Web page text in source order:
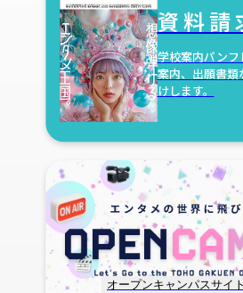
資料請
学校案内パンフ
案内、 出願書類
けします。
オープンキャンパスサイ